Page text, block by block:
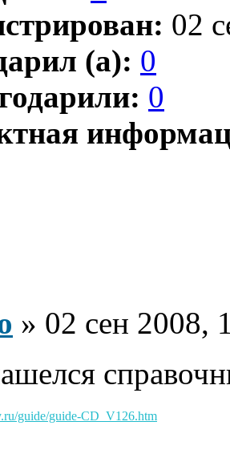
02
(а): 0
0
» 02 сен 2008,
guide/guide-CD_V126.htm